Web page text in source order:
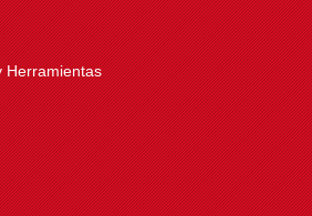
Herramientas